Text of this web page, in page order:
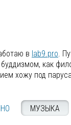
в lab9.pro.
как
хожу под
МУЗЫКА